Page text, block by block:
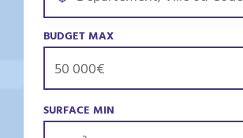
BUDGET MAX
SURFACE MIN